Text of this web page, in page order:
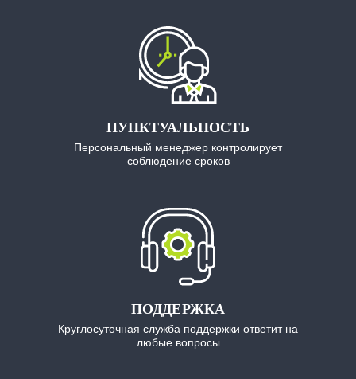
ПУНКТУАЛЬНОСТЬ
Персональный менеджер контролирует
соблюдение сроков
ПОДДЕРЖКА
Круглосуточная служба поддержки ответит на
любые вопросы